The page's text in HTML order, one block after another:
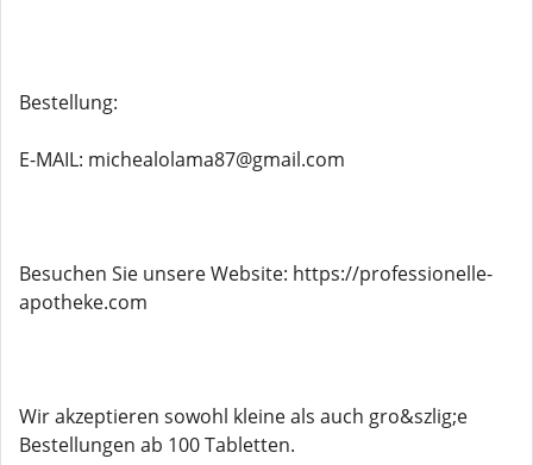
Bestellung:
E-MAIL: michealolama87@gmail.com
Besuchen Sie unsere Website: https://professionelle-
apotheke.com
Wir akzeptieren sowohl kleine als auch gro&szlig;e
Bestellungen ab 100 Tabletten.